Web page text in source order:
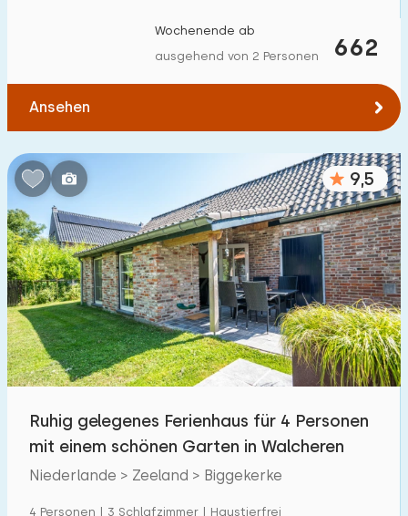
662
Wochenende ab
ausgehend von 2 Personen
Ansehen
9,5
Ruhig gelegenes Ferienhaus für 4 Personen
mit einem schönen Garten in Walcheren
Niederlande > Zeeland > Biggekerke
4 Personen | 3 Schlafzimmer | Haustierfrei